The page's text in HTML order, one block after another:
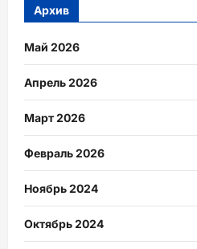
Архив
Май 2026
Апрель 2026
Март 2026
Февраль 2026
Ноябрь 2024
Октябрь 2024